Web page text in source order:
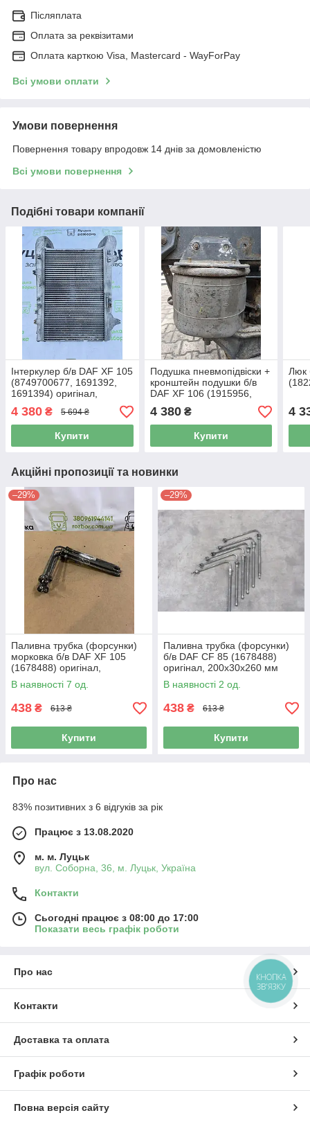
Післяплата
Оплата за реквізитами
Оплата карткою Visa, Mastercard - WayForPay
Всі умови оплати
Умови повернення
Повернення товару впродовж 14 днів за домовленістю
Всі умови повернення
Подібні товари компанії
Інтеркулер б/в DAF XF 105
(8749700677, 1691392,
1691394) оригінал,
950х400х1200 мм
4 380 ₴ 5 694 ₴
Купити
Подушка пневмопідвіски +
кронштейн подушки б/в
DAF XF 106 (1915956,
1636430)
оригінал,240х260х240 мм
4 380₴
Купити
Люк
4
Акційні пропозиції та новинки
–29%
Паливна трубка (форсунки)
морковка б/в DAF XF 105
(1678488) оригінал,
200х30х260 мм
В наявності 7 од.
438 ₴ 613 ₴
Купити
–29%
Паливна трубка (форсунки)
б/в DAF CF 85 (1678488)
оригінал, 200х30х260 мм
В наявності 2 од.
438 ₴ 613 ₴
Купити
Про нас
83% позитивних з 6 відгуків за рік
Працює з 13.08.2020
м. м. Луцьк
вул. Соборна, 36, м. Луцьк, Україна
Контакти
Сьогодні працює з 08:00 до 17:00
Показати весь графік роботи
Про нас
Контакти
Доставка та оплата
Графік роботи
Повна версія сайту
КНОПКА
ЗВ'ЯЗКУ